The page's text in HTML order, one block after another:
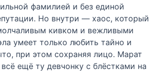
фамилией и без единой
Но внутри — хаос, который
кивком и вежливыми
умеет только любить тайно и
при этом сохраняя лицо. Марат
ещё ту девчонку с блёстками на